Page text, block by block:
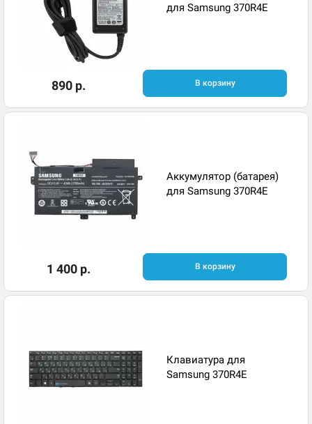
для Samsung 370R4E
890 р. В корзину
Аккумулятор (батарея)
для Samsung 370R4E
1 400 р. В корзину
Клавиатура для
Samsung 370R4E